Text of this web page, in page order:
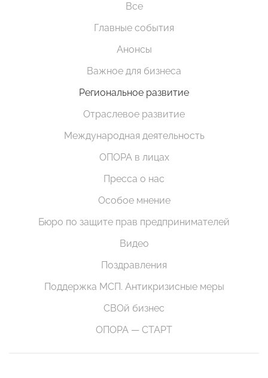
Все
Главные события
Анонсы
Важное для бизнеса
Региональное развитие
Отраслевое развитие
Международная деятельность
ОПОРА в лицах
Пресса о нас
Особое мнение
Бюро по защите прав предпринимателей
Видео
Поздравления
Поддержка МСП. Антикризисные меры
СВОй бизнес
ОПОРА — СТАРТ